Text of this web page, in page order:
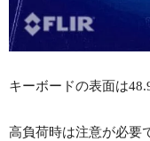
キーボードの表面は
高負荷時は注意が必要